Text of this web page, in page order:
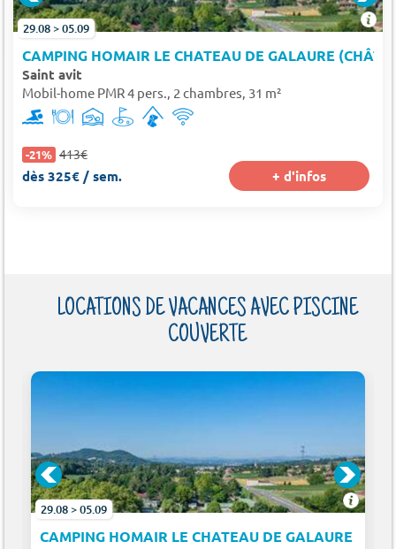
29.08 > 05.09
CAMPING HOMAIR LE CHATEAU DE GALAURE
Saint avit
Mobil-home PMR 4 pers., 2 chambres, 31 m²
-21% 413€
dès 325€ / sem. + d'infos
LOCATIONS DE VACANCES AVEC PISCINE
COUVERTE
29.08 > 05.09
CAMPING HOMAIR LE CHATEAU DE GALAURE